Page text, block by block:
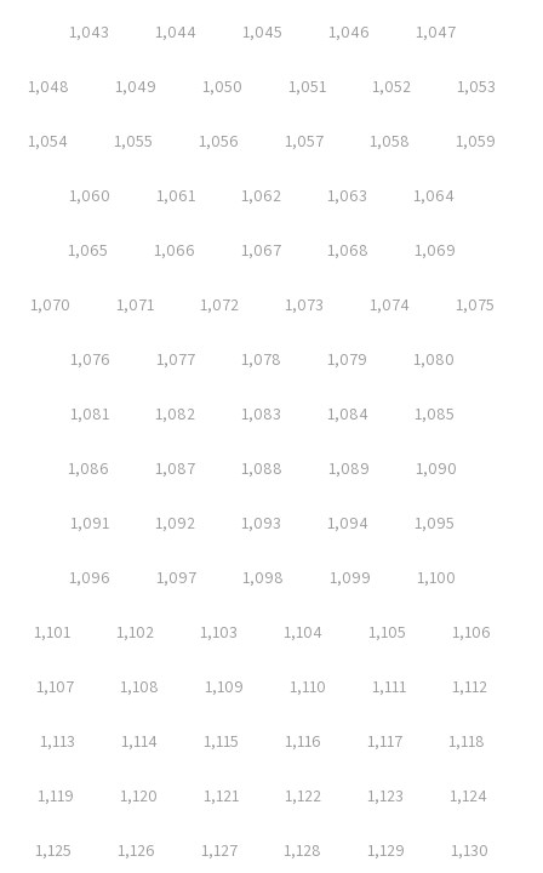
1,043 1,044 1,045 1,046 1,047
1,048 1,049 1,050 1,051 1,052 1,053
1,054 1,055 1,056 1,057 1,058 1,059
1,060 1,061 1,062 1,063 1,064
1,065 1,066 1,067 1,068 1,069
1,070 1,071 1,072 1,073 1,074 1,075
1,076 1,077 1,078 1,079 1,080
1,081 1,082 1,083 1,084 1,085
1,086 1,087 1,088 1,089 1,090
1,091 1,092 1,093 1,094 1,095
1,096 1,097 1,098 1,099 1,100
1,101 1,102 1,103 1,104 1,105 1,106
1,107 1,108 1,109 1,110 1,111 1,112
1,113 1,114 1,115 1,116 1,117 1,118
1,119 1,120 1,121 1,122 1,123 1,124
1,125 1,126 1,127 1,128 1,129 1,130